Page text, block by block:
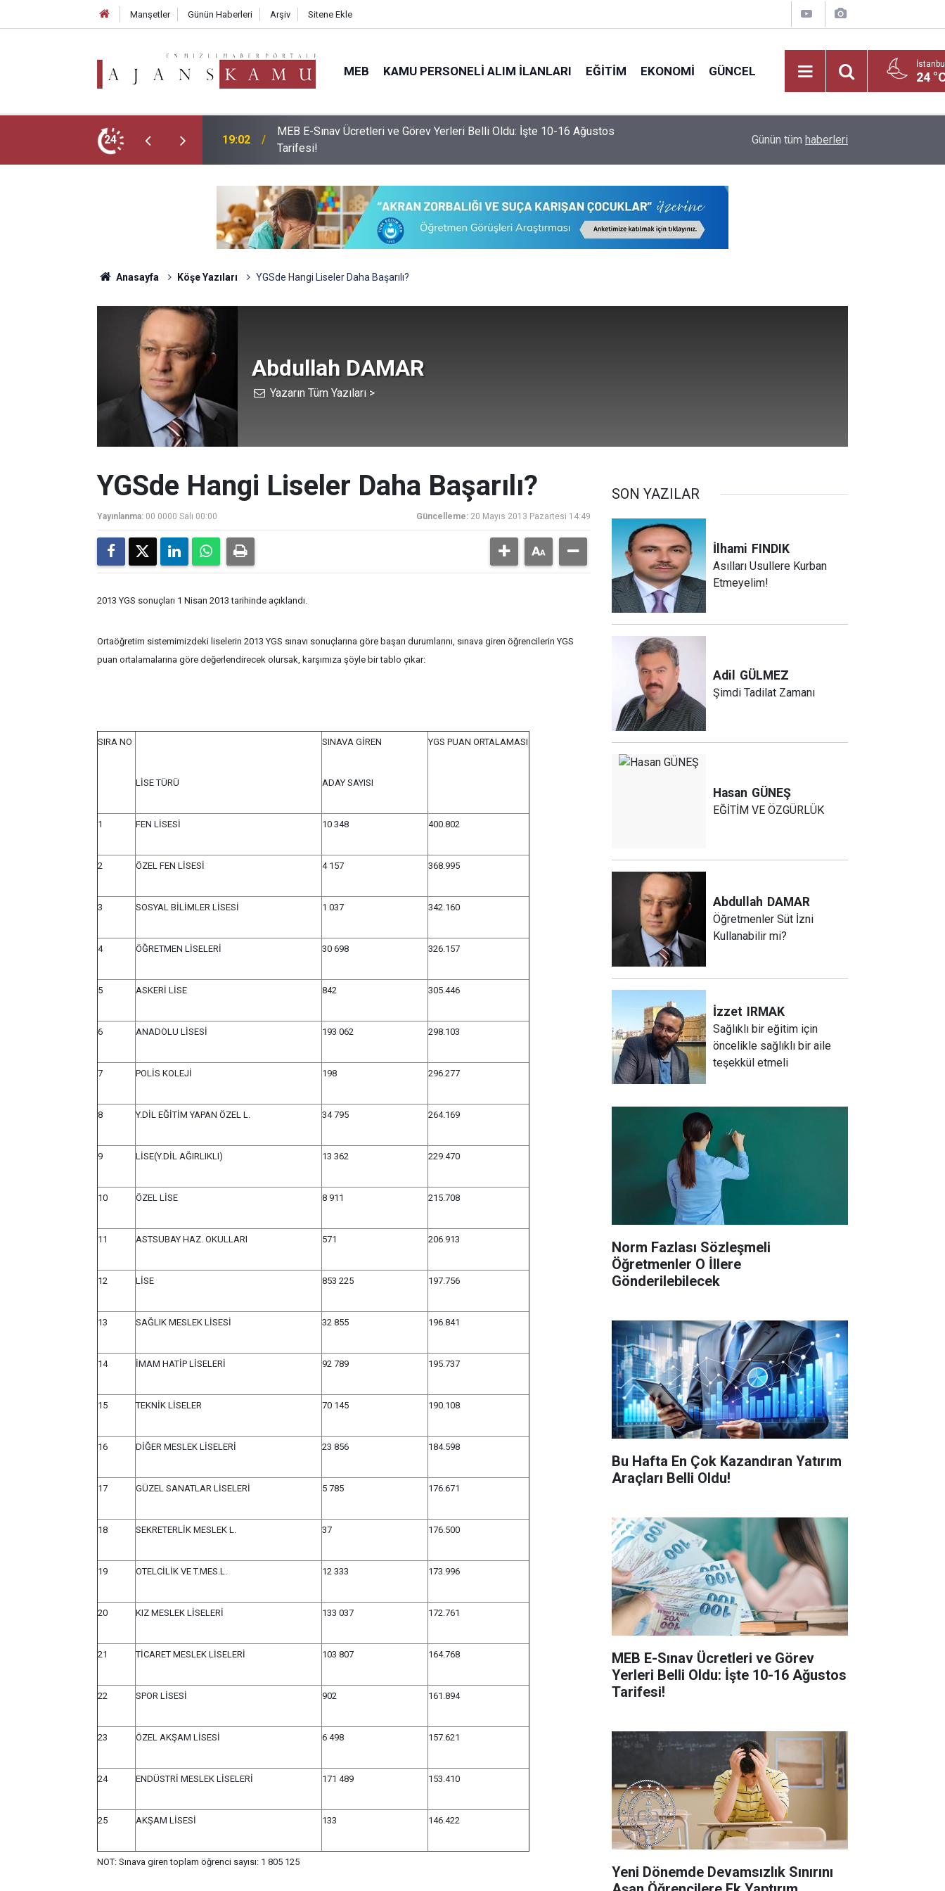
Manşetler Günün Haberleri Arşiv Sitene Ekle
MEB KAMU PERSONELI ALIM İLANLARI EĞITIM EKONOMI GÜNCEL 24
24
Araçları Belli Oldu! 19:02
MEB E-Sınav Ücretleri ve Görev Yerleri Belli Oldu: İşte 10-16 Ağustos
Tarifesi!
Uygulanacak!
Günün tüm haberleri
Anasayfa Köşe Yazıları YGSde Hangi Liseler Daha Başarılı?
Abdullah DAMAR
Yazarın Tüm Yazıları >
YGSde Hangi Liseler Daha Başarılı?
Yayınlanma: 00 0000 Salı 00:00 Güncelleme: 20 Mayıs 2013 Pazartesi 14:49
2013 YGS sonuçları 1 Nisan 2013 tarihinde açıklandı.
Ortaöğretim sistemimizdeki liselerin 2013 YGS sınavı sonuçlarına göre başarı durumlarını, sınava giren öğrencilerin YGS
puan ortalamalarına göre değerlendirecek olursak, karşımıza şöyle bir tablo çıkar:
SIRA NO
LİSE TÜRÜ
SINAVA GİREN
ADAY SAYISI
YGS PUAN ORTALAMASI
1 FEN LİSESİ 10 348 400.802
2 ÖZEL FEN LİSESİ 4 157 368.995
3 SOSYAL BİLİMLER LİSESİ 1 037 342.160
4 ÖĞRETMEN LİSELERİ 30 698 326.157
5 ASKERİ LİSE 842 305.446
6 ANADOLU LİSESİ 193 062 298.103
7 POLİS KOLEJİ 198 296.277
8 Y.DİL EĞİTİM YAPAN ÖZEL L. 34 795 264.169
9 LİSE(Y.DİL AĞIRLIKLI) 13 362 229.470
10 ÖZEL LİSE 8 911 215.708
11 ASTSUBAY HAZ. OKULLARI 571 206.913
12 LİSE 853 225 197.756
13 SAĞLIK MESLEK LİSESİ 32 855 196.841
14 İMAM HATİP LİSELERİ 92 789 195.737
15 TEKNİK LİSELER 70 145 190.108
16 DİĞER MESLEK LİSELERİ 23 856 184.598
17 GÜZEL SANATLAR LİSELERİ 5 785 176.671
18 SEKRETERLİK MESLEK L. 37 176.500
19 OTELCİLİK VE T.MES.L. 12 333 173.996
20 KIZ MESLEK LİSELERİ 133 037 172.761
21 TİCARET MESLEK LİSELERİ 103 807 164.768
22 SPOR LİSESİ 902 161.894
23 ÖZEL AKŞAM LİSESİ 6 498 157.621
24 ENDÜSTRİ MESLEK LİSELERİ 171 489 153.410
25 AKŞAM LİSESİ 133 146.422
NOT: Sınava giren toplam öğrenci sayısı: 1 805 125
SON YAZILAR
İlhami FINDIK
Asılları Usullere Kurban
Etmeyelim!
Adil GÜLMEZ
Şimdi Tadilat Zamanı
Hasan GÜNEŞ
EĞİTİM VE ÖZGÜRLÜK
Abdullah DAMAR
Öğretmenler Süt İzni
Kullanabilir mi?
İzzet IRMAK
Sağlıklı bir eğitim için
öncelikle sağlıklı bir aile
teşekkül etmeli
Norm Fazlası Sözleşmeli
Öğretmenler O İllere
Gönderilebilecek
Bu Hafta En Çok Kazandıran Yatırım
Araçları Belli Oldu!
MEB E-Sınav Ücretleri ve Görev
Yerleri Belli Oldu: İşte 10-16 Ağustos
Tarifesi!
Yeni Dönemde Devamsızlık Sınırını